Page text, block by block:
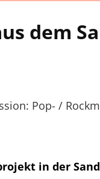
dem
Pop- /
in der